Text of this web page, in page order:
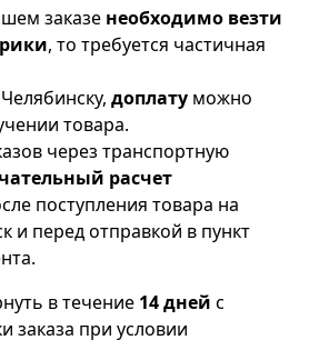
заказе необходимо везти
, то требуется частичная
доплату можно
товара.
через транспортную
расчет
поступления товара на
и перед отправкой в пункт
в течение 14 дней с
заказа при условии